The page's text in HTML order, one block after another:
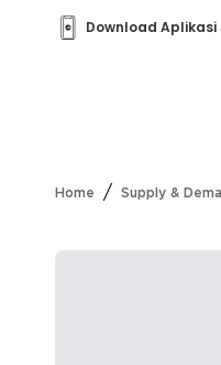
Download Aplikasi
Home / Supply &